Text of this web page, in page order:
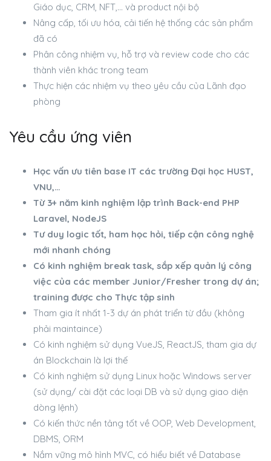
Giáo dục, CRM, NFT,… và product nội bộ
Nâng cấp, tối ưu hóa, cải tiến hệ thống các sản phẩm
đã có
Phân công nhiệm vụ, hỗ trợ và review code cho các
thành viên khác trong team
Thực hiện các nhiệm vụ theo yêu cầu của Lãnh đạo
phòng
Yêu cầu ứng viên
Học vấn ưu tiên base IT các trường Đại học HUST,
VNU,…
Từ 3+ năm kinh nghiệm lập trình Back-end PHP
Laravel, NodeJS
Tư duy logic tốt, ham học hỏi, tiếp cận công nghệ
mới nhanh chóng
Có kinh nghiệm break task, sắp xếp quản lý công
việc của các member Junior/Fresher trong dự án;
training được cho Thực tập sinh
Tham gia ít nhất 1-3 dự án phát triển từ đầu (không
phải maintaince)
Có kinh nghiệm sử dụng VueJS, ReactJS, tham gia dự
án Blockchain là lợi thế
Có kinh nghiệm sử dụng Linux hoặc Windows server
(sử dụng/ cài đặt các loại DB và sử dụng giao diện
dòng lệnh)
Có kiến thức nền tảng tốt về OOP, Web Development,
DBMS, ORM
Nắm vững mô hình MVC, có hiểu biết về Database